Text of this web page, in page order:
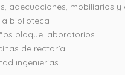
adecuaciones, mobiliarios y
biblioteca
bloque laboratorios
de rectoría
ingenierías